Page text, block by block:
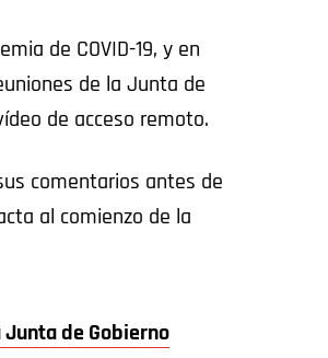
de COVID-19, y en
de la Junta de
de acceso remoto.
comentarios antes de
al comienzo de la
Junta de Gobierno